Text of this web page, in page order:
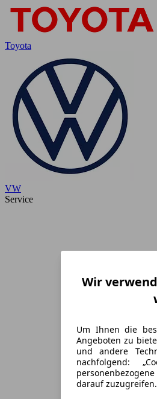
Toyota
VW
Service
Wir
Um Ihnen die
Angeboten zu
und andere
nachfolgend:
darauf zuzugreifen.